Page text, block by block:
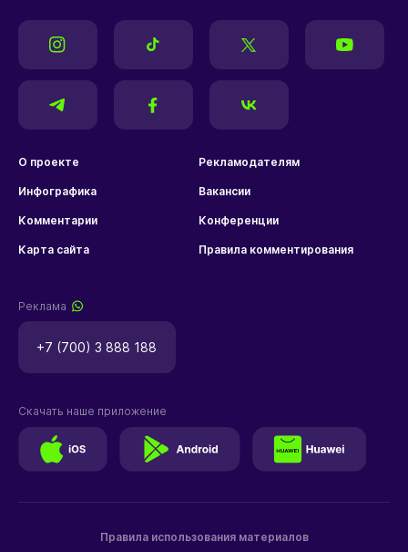
О проекте Рекламодателям
Инфографика Вакансии
Комментарии Конференции
Карта сайта Правила комментирования
Реклама
+7 (700) 3 888 188
Правила использования материалов
Скачать наше приложение